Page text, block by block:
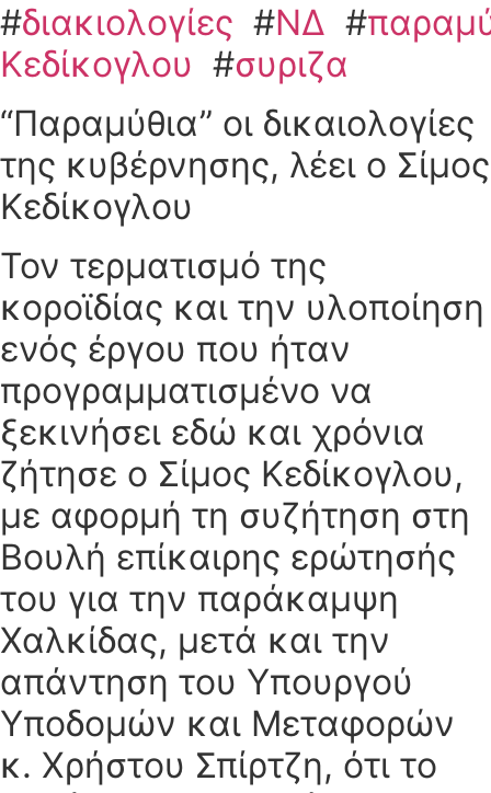
#διακιολογίες #ΝΔ #
Κεδίκογλου #συριζα
“Παραμύθια” οι δικαιολογίες
της κυβέρνησης, λέει ο Σίμος
Κεδίκογλου
Τον τερματισμό της
κοροϊδίας και την υλοποίηση
ενός έργου που ήταν
προγραμματισμένο να
ξεκινήσει εδώ και χρόνια
ζήτησε ο Σίμος Κεδίκογλου,
με αφορμή τη συζήτηση στη
Βουλή επίκαιρης ερώτησής
του για την παράκαμψη
Χαλκίδας, μετά και την
απάντηση του Υπουργού
Υποδομών και Μεταφορών
κ. Χρήστου Σπίρτζη, ότι το